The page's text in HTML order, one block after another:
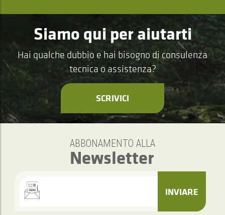
Siamo qui per aiutarti
Hai qualche dubbio e hai bisogno di consulenza
tecnica o assistenza?
SCRIVICI
ABBONAMENTO ALLA
Newsletter
INVIARE